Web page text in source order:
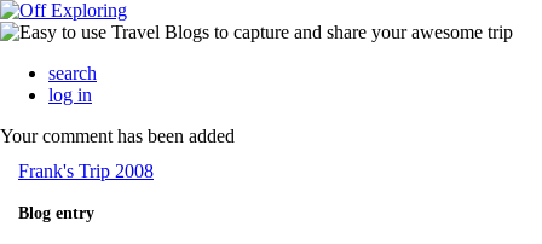
search
log in
Your comment has been added
Frank's Trip 2008
Blog entry